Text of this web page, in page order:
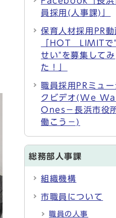
員採用(人事課)」
保育人材採用PR動
「HOT LIMITで
せい"を募集してみ
た！」
職員採用PRミュー
クビデオ(We
Ones－長浜市役
働こう－)
総務部人事課
組織機構
市職員について
職員の人事